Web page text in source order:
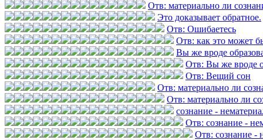
Отв: материально ли
Это доказывает обратное.
Отв: Ошибаетесь
Отв: как это может
Вы же вроде
Отв: Вы же вроде
Отв: Вещий сон
Отв: материально ли
Отв: материально ли
сознание -
Отв: сознание -
Отв: сознание -